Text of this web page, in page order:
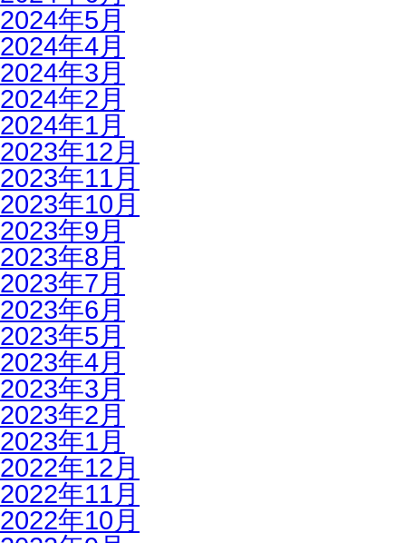
2024年5月
2024年4月
2024年3月
2024年2月
2024年1月
2023年12月
2023年11月
2023年10月
2023年9月
2023年8月
2023年7月
2023年6月
2023年5月
2023年4月
2023年3月
2023年2月
2023年1月
2022年12月
2022年11月
2022年10月